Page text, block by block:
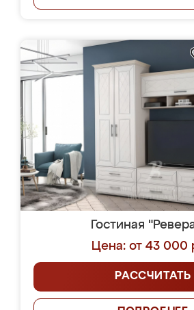
Гостиная
Цена: от 43 000
РАССЧИТАТЬ